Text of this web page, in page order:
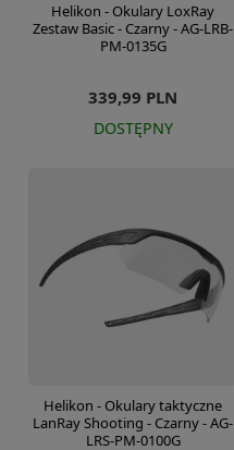
Helikon - Okulary LoxRay
Zestaw Basic - Czarny - AG-LRB-
PM-0135G
339,99 PLN
DOSTĘPNY
Helikon - Okulary taktyczne
LanRay Shooting - Czarny - AG-
LRS-PM-0100G